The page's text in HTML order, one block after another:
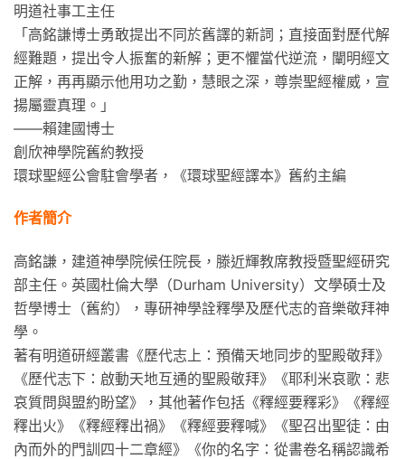
明道社事工主任
「高銘謙博士勇敢提出不同於舊譯的新詞；直接面對歷代解
經難題，提出令人振奮的新解；更不懼當代逆流，闡明經文
正解，再再顯示他用功之勤，慧眼之深，尊崇聖經權威，宣
揚屬靈真理。」
——賴建國博士
創欣神學院舊約教授
環球聖經公會駐會學者，《環球聖經譯本》舊約主編
作者簡介
高銘謙，建道神學院候任院長，滕近輝教席教授暨聖經研究
部主任。英國杜倫大學（Durham University）文學碩士及
哲學博士（舊約），專研神學詮釋學及歷代志的音樂敬拜神
學。
著有明道研經叢書《歷代志上：預備天地同步的聖殿敬拜》
《歷代志下：啟動天地互通的聖殿敬拜》《耶利米哀歌：悲
哀質問與盟約盼望》，其他著作包括《釋經要釋彩》《釋經
釋出火》《釋經釋出禍》《釋經要釋喊》《聖召出聖徒：由
內而外的門訓四十二章經》《你的名字：從書卷名稱認識希